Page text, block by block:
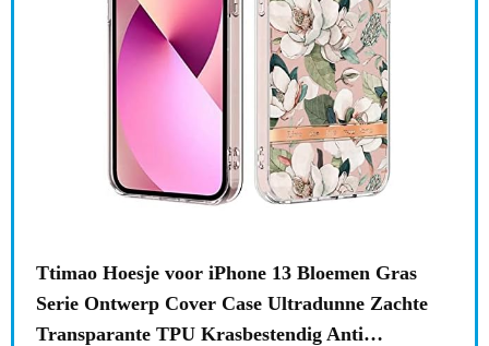
Ttimao Hoesje voor iPhone 13 Bloemen Gras
Serie Ontwerp Cover Case Ultradunne Zachte
Transparante TPU Krasbestendig Anti…